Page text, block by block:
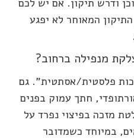
ודרש תיקון. אם יש לכם
המאוחר לא יפגע
פלסטית/אסתטית". גם
חתך עמוק בפנים
מזכה בפיצוי נפרד על
במיוחד כשמדובר